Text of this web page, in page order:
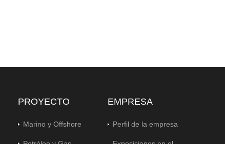
PROYECTO
Marino y Offshore
EMPRESA
Perfil de la empresa